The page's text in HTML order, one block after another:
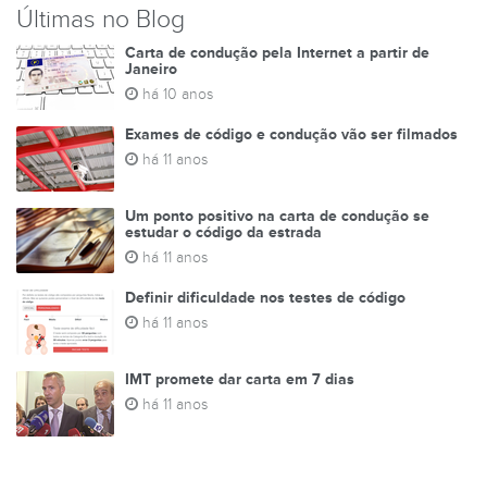
Últimas no Blog
Carta de condução pela Internet a partir de
Janeiro
há 10 anos
Exames de código e condução vão ser filmados
há 11 anos
Um ponto positivo na carta de condução se
estudar o código da estrada
há 11 anos
Definir dificuldade nos testes de código
há 11 anos
IMT promete dar carta em 7 dias
há 11 anos